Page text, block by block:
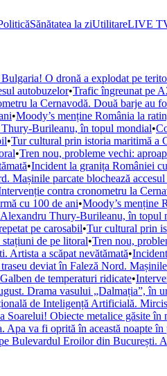
Sănătatea la ziUtilitareLIVE
O dronă a explodat pe
autobuzelor•Trafic îngreunat pe
la Cernavodă. Două barje au
•Moody’s menține România la
Burileanu, în topul mondial•
•Tur cultural prin istoria maritimă a
•Tren nou, probleme vechi:
•Incident la granița României
Mașinile parcate blochează
contra cronometru la
cu 100 de ani•Moody’s menține
Thury-Burileanu, în topul
pe carosabil•Tur cultural prin
de pe litoral•Tren nou,
Artista a scăpat nevătămată•
deviat în Faleză Nord.
de temperaturi ridicate•
Drama vasului „Dalmația”, în
de Inteligență Artificială.
Soarelui! Obiecte metalice găsite în
va fi oprită în această noapte în
Bulevardul Eroilor din București.